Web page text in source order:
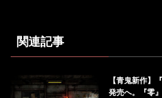
関連記事
【青鬼新作】
発売へ。『零